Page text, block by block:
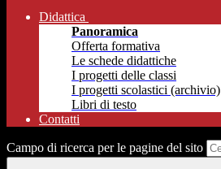
Didattica
Panoramica
Offerta formativa
Le schede didattiche
I progetti delle classi
I progetti scolastici (archivio)
Libri di testo
Contatti
Campo di ricerca per le pagine del sito